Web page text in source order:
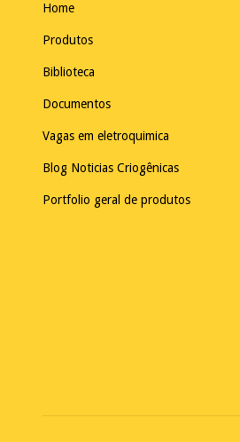
Home
Produtos
Biblioteca
Documentos
Vagas em eletroquimica
Blog Noticias Criogênicas
Portfolio geral de produtos